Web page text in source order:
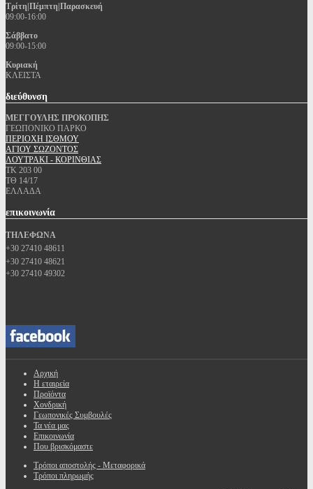
Τρίτη|Πέμπτη|Παρασκευή
09:00-16:00
Σάββατο
09:00-15:00
Κυριακή
ΚΛΕΙΣΤΑ
διεύθυνση
ΜΕΓΓΟΥΛΗΣ ΠΡΟΚΟΠΗΣ
ΓΕΩΠΟΝΙΚΟ ΠΑΡΚΟ
ΠΕΡΙΟΧΗ ΙΣΘΜΟΥ
ΑΓΙΟΥ ΣΩΖΟΝΤΟΣ
ΛΟΥΤΡΑΚΙ - ΚΟΡΙΝΘΙΑΣ
ΤΚ 203 00
ΤΘ 14/17
ΕΛΛΑΔΑ
επικοινωνία
ΤΗΛΕΦΩΝΑ
+30 27410 48611
+30 27410 48621
+30 27410 49302
Αρχική
Η εταιρεία
Προϊόντα
Χονδρική
Γεωπονικές Συμβουλές
Τα νέα μας
Επικοινωνία
Που βρισκόμαστε
Τρόποι αποστολής - Μεταφορικά
Τρόποι πληρωμής